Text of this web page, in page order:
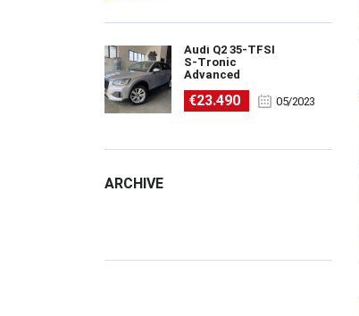
Audi Q2 35-TFSI
S-Tronic
Advanced
€23.490 05/2023
ARCHIVE